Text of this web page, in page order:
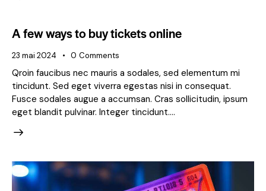
A few ways to buy tickets online
23 mai 2024 0 Comments
Qroin faucibus nec mauris a sodales, sed elementum mi
tincidunt. Sed eget viverra egestas nisi in consequat.
Fusce sodales augue a accumsan. Cras sollicitudin, ipsum
eget blandit pulvinar. Integer tincidunt.…